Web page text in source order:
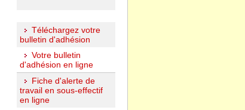
Téléchargez votre
bulletin d'adhésion
Votre bulletin
d'adhésion en ligne
Fiche d'alerte de
travail en sous-effectif
en ligne